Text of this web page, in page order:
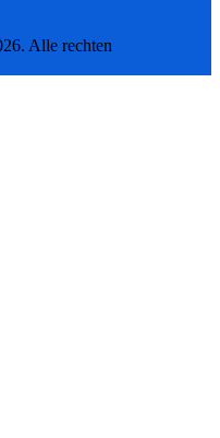
Alle rechten